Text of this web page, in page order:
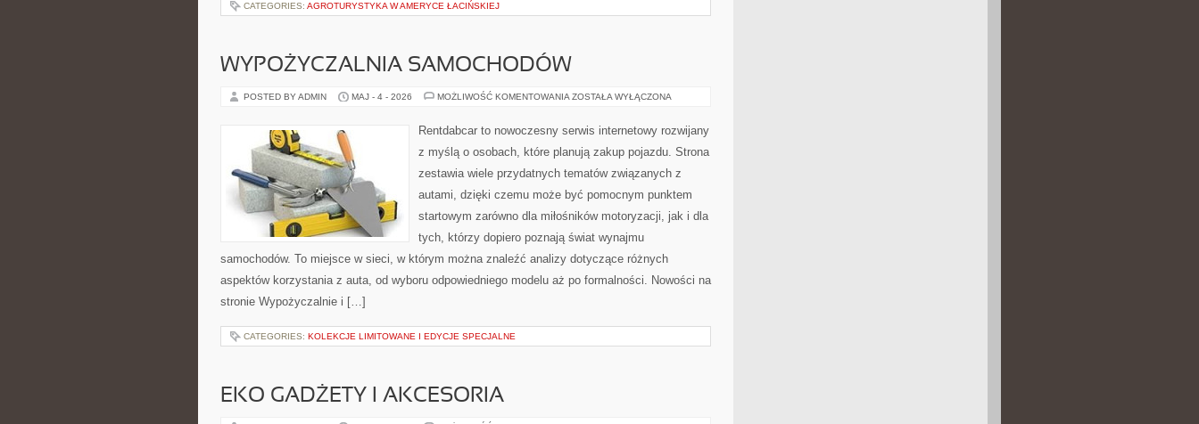
CATEGORIES: AGROTURYSTYKA W AMERYCE ŁACIŃSKIEJ
WYPOŻYCZALNIA SAMOCHODÓW
POSTED BY ADMIN MAJ - 4 - 2026 MOŻLIWOŚĆ KOMENTOWANIA WYPOŻYCZALNIA
ZOSTAŁA WYŁĄCZONA
Rentdabcar to nowoczesny serwis internetowy rozwijany
z myślą o osobach, które planują zakup pojazdu. Strona
zestawia wiele przydatnych tematów związanych z
autami, dzięki czemu może być pomocnym punktem
startowym zarówno dla miłośników motoryzacji, jak i dla
tych, którzy dopiero poznają świat wynajmu
samochodów. To miejsce w sieci, w którym można znaleźć analizy dotyczące różnych
aspektów korzystania z auta, od wyboru odpowiedniego modelu aż po formalności. Nowości na
stronie Wypożyczalnie i […]
CATEGORIES: KOLEKCJE LIMITOWANE I EDYCJE SPECJALNE
EKO GADŻETY I AKCESORIA